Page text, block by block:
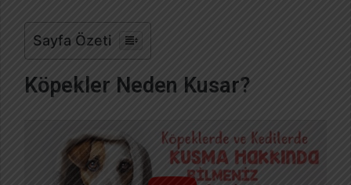
Sayfa Özeti
Köpekler Neden Kusar?